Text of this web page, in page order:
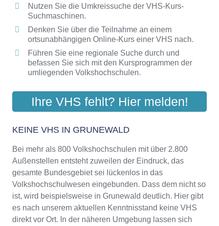
Nutzen Sie die Umkreissuche der VHS-Kurs-
Suchmaschinen.
Denken Sie über die Teilnahme an einem
ortsunabhängigen Online-Kurs einer VHS nach.
Führen Sie eine regionale Suche durch und
befassen Sie sich mit den Kursprogrammen der
umliegenden Volkshochschulen.
Ihre VHS fehlt? Hier melden!
KEINE VHS IN GRUNEWALD
Bei mehr als 800 Volkshochschulen mit über 2.800
Außenstellen entsteht zuweilen der Eindruck, das
gesamte Bundesgebiet sei lückenlos in das
Volkshochschulwesen eingebunden. Dass dem nicht so
ist, wird beispielsweise in Grunewald deutlich. Hier gibt
es nach unserem aktuellen Kenntnisstand keine VHS
direkt vor Ort. In der näheren Umgebung lassen sich